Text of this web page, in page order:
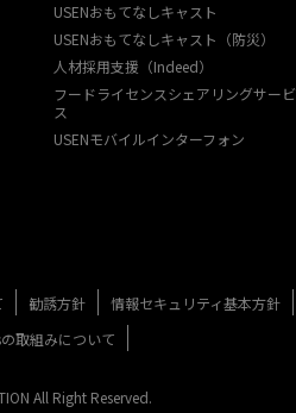
USENおもてなしキャスト
USENおもてなしキャスト（防災）
人材採用支援（Indeed）
フードライセンスシェアリングサービ
ス
USENモバイルインターフォン
勧誘方針 情報セキュリティ基本方針
取組みについて
All Right Reserved.